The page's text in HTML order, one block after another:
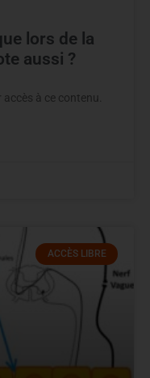
lors de la
aussi ?
à ce contenu.
ACCÈS LIBRE